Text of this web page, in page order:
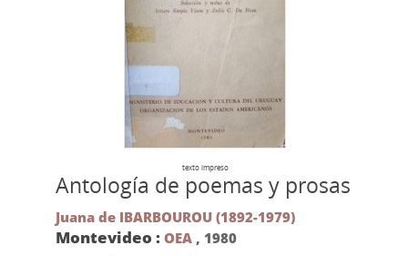
texto impreso
Antología de poemas y prosas
Juana de IBARBOUROU (1892-1979)
Montevideo : OEA, 1980